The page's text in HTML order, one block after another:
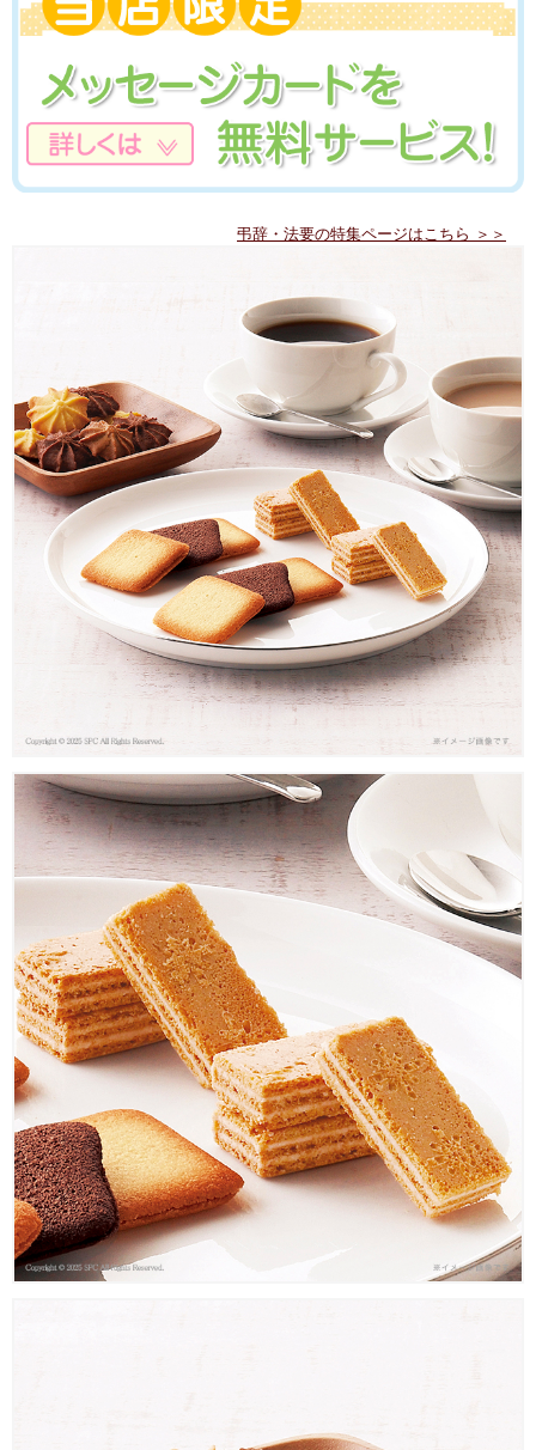
弔辞・法要の特集ページはこちら ＞＞